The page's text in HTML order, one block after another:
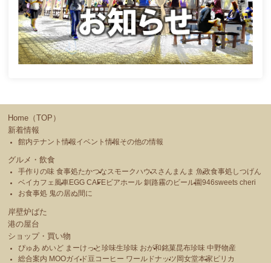
Home（TOP）
新着情報
館内テナント情報イベント情報その他の情報
グルメ・飲食
手作りの味 食事処たかつな スモークハウス さんまんま 魚政食事処しつげん
ベイカフェ風車EGG CAFE ビアホール 釧路霧のビール園946sweets cheri
お食事処 鬼の居ぬ間に
岸壁炉ばた
港の屋台
ショップ・買い物
ぴゅあ めいど まーけっと珍味生珍味 おが和銘菓昆布珍味 中野物産
総合案内 MOOガイド豆コーヒー ワールドナッツ 岡女堂本家 ピリカ